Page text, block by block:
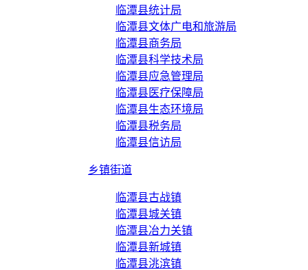
临潭县统计局
临潭县文体广电和旅游局
临潭县商务局
临潭县科学技术局
临潭县应急管理局
临潭县医疗保障局
临潭县生态环境局
临潭县税务局
临潭县信访局
乡镇街道
临潭县古战镇
临潭县城关镇
临潭县冶力关镇
临潭县新城镇
临潭县洮滨镇